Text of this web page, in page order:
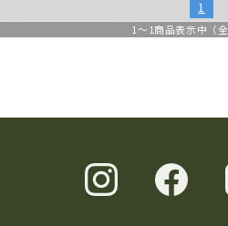
1
1 ～ 1商品表示中（全